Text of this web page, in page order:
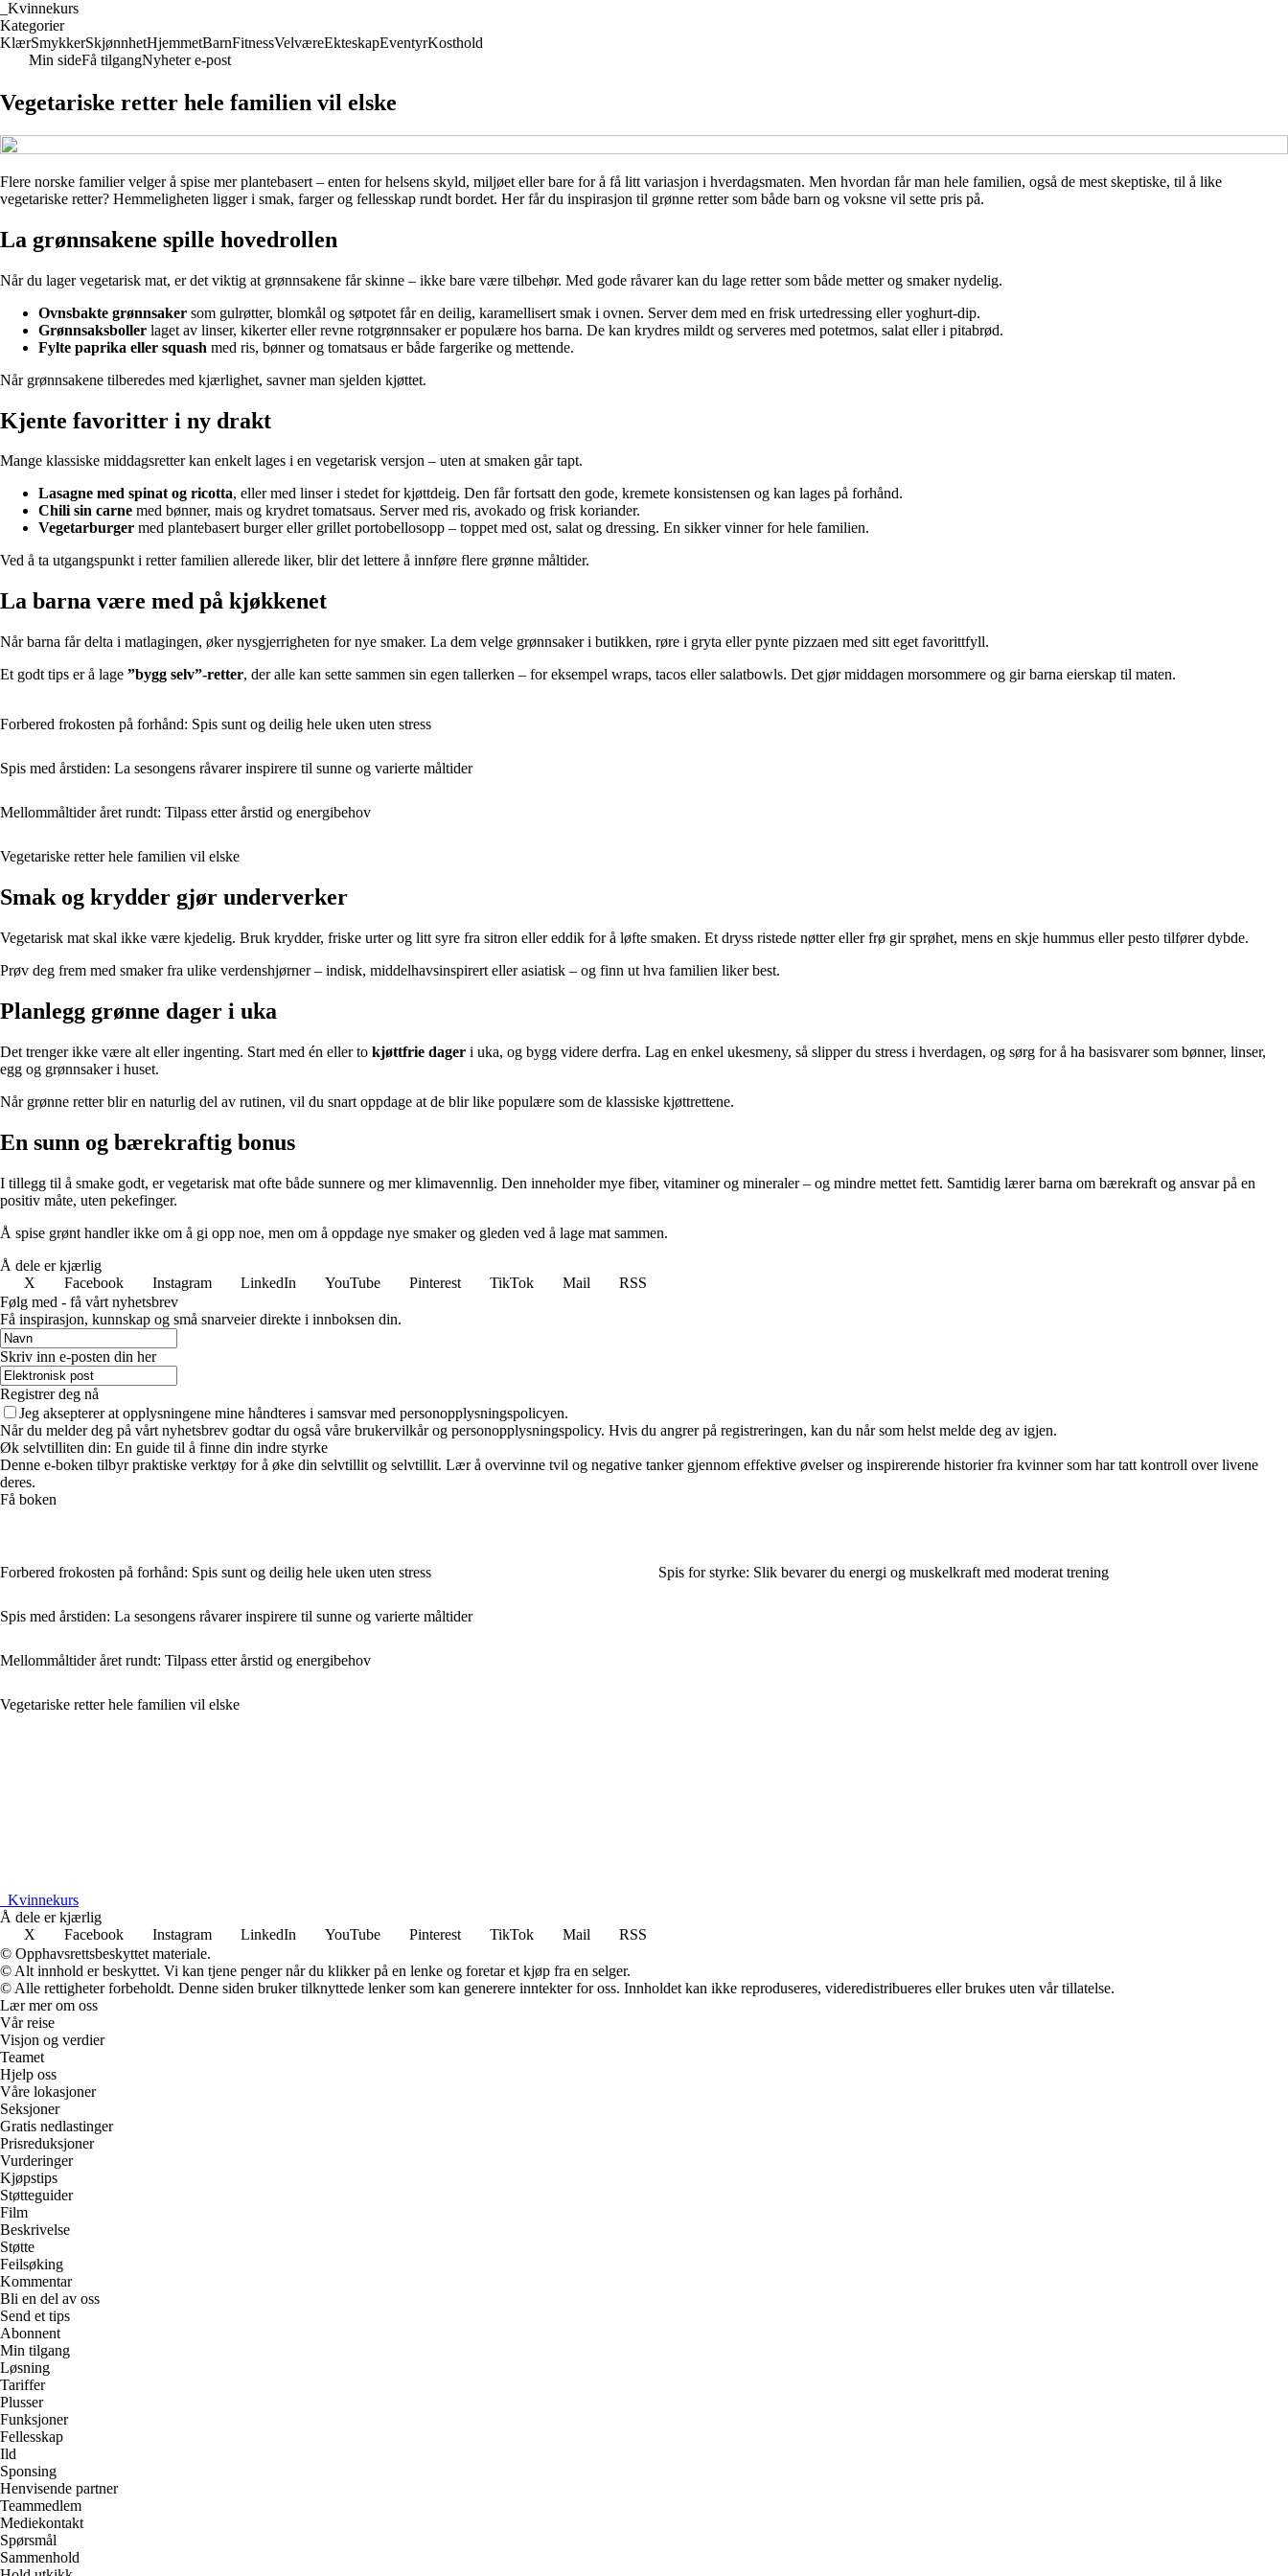
Kvinnekurs
Kategorier
KlærSmykkerSkjønnhetHjemmetBarnFitnessVelværeEkteskapEventyrKosthold
Min sideFå tilgangNyheter e-post
Vegetariske retter hele familien vil elske
Flere norske familier velger å spise mer plantebasert – enten for helsens skyld, miljøet eller bare for å få litt variasjon i hverdagsmaten. Men hvordan får man hele familien, også de mest skeptiske, til å like
vegetariske retter? Hemmeligheten ligger i smak, farger og fellesskap rundt bordet. Her får du inspirasjon til grønne retter som både barn og voksne vil sette pris på.
La grønnsakene spille hovedrollen
Når du lager vegetarisk mat, er det viktig at grønnsakene får skinne – ikke bare være tilbehør. Med gode råvarer kan du lage retter som både metter og smaker nydelig.
Ovnsbakte grønnsaker som gulrøtter, blomkål og søtpotet får en deilig, karamellisert smak i ovnen. Server dem med en frisk urtedressing eller yoghurt-dip.
Grønnsaksboller laget av linser, kikerter eller revne rotgrønnsaker er populære hos barna. De kan krydres mildt og serveres med potetmos, salat eller i pitabrød.
Fylte paprika eller squash med ris, bønner og tomatsaus er både fargerike og mettende.
Når grønnsakene tilberedes med kjærlighet, savner man sjelden kjøttet.
Kjente favoritter i ny drakt
Mange klassiske middagsretter kan enkelt lages i en vegetarisk versjon – uten at smaken går tapt.
Lasagne med spinat og ricotta, eller med linser i stedet for kjøttdeig. Den får fortsatt den gode, kremete konsistensen og kan lages på forhånd.
Chili sin carne med bønner, mais og krydret tomatsaus. Server med ris, avokado og frisk koriander.
Vegetarburger med plantebasert burger eller grillet portobellosopp – toppet med ost, salat og dressing. En sikker vinner for hele familien.
Ved å ta utgangspunkt i retter familien allerede liker, blir det lettere å innføre flere grønne måltider.
La barna være med på kjøkkenet
Når barna får delta i matlagingen, øker nysgjerrigheten for nye smaker. La dem velge grønnsaker i butikken, røre i gryta eller pynte pizzaen med sitt eget favorittfyll.
Et godt tips er å lage ”bygg selv”-retter, der alle kan sette sammen sin egen tallerken – for eksempel wraps, tacos eller salatbowls. Det gjør middagen morsommere og gir barna eierskap til maten.
Forbered frokosten på forhånd: Spis sunt og deilig hele uken uten stress
Spis med årstiden: La sesongens råvarer inspirere til sunne og varierte måltider
Mellommåltider året rundt: Tilpass etter årstid og energibehov
Vegetariske retter hele familien vil elske
Smak og krydder gjør underverker
Vegetarisk mat skal ikke være kjedelig. Bruk krydder, friske urter og litt syre fra sitron eller eddik for å løfte smaken. Et dryss ristede nøtter eller frø gir sprøhet, mens en skje hummus eller pesto tilfører dybde.
Prøv deg frem med smaker fra ulike verdenshjørner – indisk, middelhavsinspirert eller asiatisk – og finn ut hva familien liker best.
Planlegg grønne dager i uka
Det trenger ikke være alt eller ingenting. Start med én eller to kjøttfrie dager i uka, og bygg videre derfra. Lag en enkel ukesmeny, så slipper du stress i hverdagen, og sørg for å ha basisvarer som bønner, linser,
egg og grønnsaker i huset.
Når grønne retter blir en naturlig del av rutinen, vil du snart oppdage at de blir like populære som de klassiske kjøttrettene.
En sunn og bærekraftig bonus
I tillegg til å smake godt, er vegetarisk mat ofte både sunnere og mer klimavennlig. Den inneholder mye fiber, vitaminer og mineraler – og mindre mettet fett. Samtidig lærer barna om bærekraft og ansvar på en
positiv måte, uten pekefinger.
Å spise grønt handler ikke om å gi opp noe, men om å oppdage nye smaker og gleden ved å lage mat sammen.
Å dele er kjærlig
X
Facebook Instagram LinkedIn YouTube Pinterest TikTok Mail
RSS
Følg med - få vårt nyhetsbrev
Få inspirasjon, kunnskap og små snarveier direkte i innboksen din.
Skriv inn e-posten din her
Registrer deg nå
Jeg aksepterer at opplysningene mine håndteres i samsvar med personopplysningspolicyen.
Når du melder deg på vårt nyhetsbrev godtar du også våre brukervilkår og personopplysningspolicy. Hvis du angrer på registreringen, kan du når som helst melde deg av igjen.
Øk selvtilliten din: En guide til å finne din indre styrke
Denne e-boken tilbyr praktiske verktøy for å øke din selvtillit og selvtillit. Lær å overvinne tvil og negative tanker gjennom effektive øvelser og inspirerende historier fra kvinner som har tatt kontroll over livene
deres.
Få boken
Forbered frokosten på forhånd: Spis sunt og deilig hele uken uten stress
Spis med årstiden: La sesongens råvarer inspirere til sunne og varierte måltider
Mellommåltider året rundt: Tilpass etter årstid og energibehov
Vegetariske retter hele familien vil elske
Spis for styrke: Slik bevarer du energi og muskelkraft med moderat trening
Kvinnekurs
Å dele er kjærlig
X
Facebook Instagram LinkedIn YouTube Pinterest TikTok Mail
RSS
© Opphavsrettsbeskyttet materiale.
© Alt innhold er beskyttet. Vi kan tjene penger når du klikker på en lenke og foretar et kjøp fra en selger.
© Alle rettigheter forbeholdt. Denne siden bruker tilknyttede lenker som kan generere inntekter for oss. Innholdet kan ikke reproduseres, videredistribueres eller brukes uten vår tillatelse.
Lær mer om oss
Vår reise
Visjon og verdier
Teamet
Hjelp oss
Våre lokasjoner
Seksjoner
Gratis nedlastinger
Prisreduksjoner
Vurderinger
Kjøpstips
Støtteguider
Film
Beskrivelse
Støtte
Feilsøking
Kommentar
Bli en del av oss
Send et tips
Abonnent
Min tilgang
Løsning
Tariffer
Plusser
Funksjoner
Fellesskap
Ild
Sponsing
Henvisende partner
Teammedlem
Mediekontakt
Spørsmål
Sammenhold